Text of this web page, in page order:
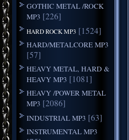
GOTHIC METAL /ROCK
MP3 [226]
HARD ROCK MP3 [1524]
HARD/METALCORE MP3
[57]
HEAVY METAL, HARD &
HEAVY MP3 [1081]
HEAVY /POWER METAL
MP3 [2086]
INDUSTRIAL MP3 [63]
INSTRUMENTAL MP3